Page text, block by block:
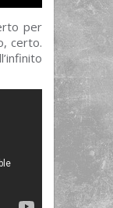
per
certo.